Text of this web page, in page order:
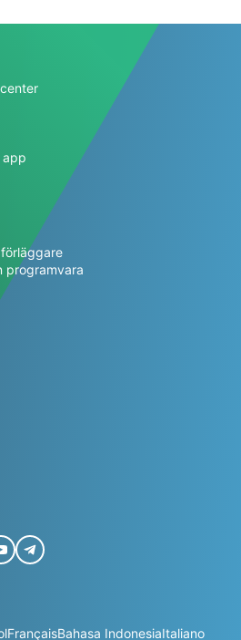
app
programvara
FrançaisBahasa IndonesiaItaliano